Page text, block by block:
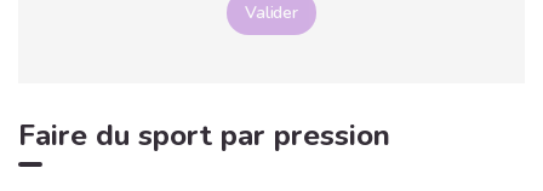
Valider
Faire du sport par pression